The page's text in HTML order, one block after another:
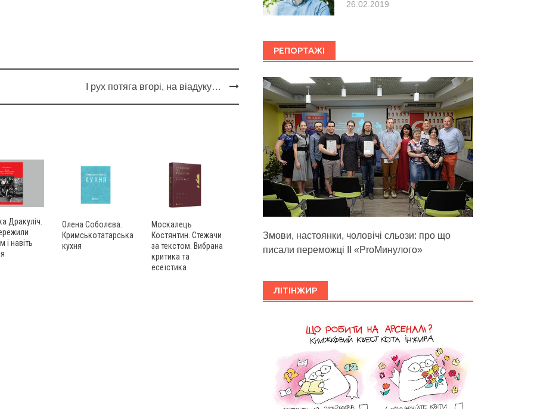
І рух потяга вгорі, на віадуку…
Дракуліч.
і навіть
Олена Соболєва.
Кримськотатарська
кухня
Москалець
Костянтин. Стежачи
за текстом. Вибрана
критика та
есеїстика
26.02.2019
РЕПОРТАЖІ
Змови, настоянки, чоловічі сльози: про що
писали переможці ІІ «ProМинулого»
ЛІТІНЖИР